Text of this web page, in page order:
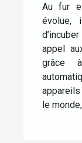
de
Au fur
appel
grâce
le